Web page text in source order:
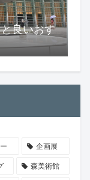
良いおす
企画展
森美術館